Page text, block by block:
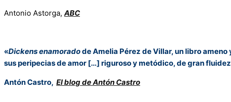
Antonio Astorga, ABC
«Dickens enamoradode Amelia Pérez de Villar, un libro
sus peripecias de amor […] riguroso y metódico, de gran
Antón Castro, El blog de Antón Castro